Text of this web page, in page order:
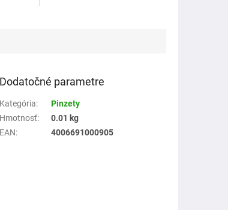
Dodatočné parametre
Kategória:
Pinzety
Hmotnosť:
0.01 kg
EAN: 4006691000905